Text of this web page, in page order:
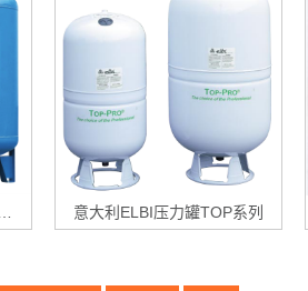
意大利ELBI压力罐TOP系列